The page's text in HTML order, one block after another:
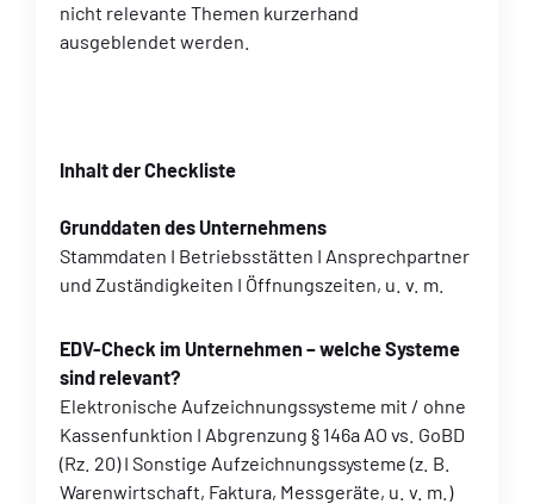
nicht relevante Themen kurzerhand
ausgeblendet werden.
Inhalt der Checkliste
Grunddaten des Unternehmens
Stammdaten I Betriebsstätten I Ansprechpartner
und Zuständigkeiten I Öffnungszeiten, u. v. m.
EDV-Check im Unternehmen – welche Systeme
sind relevant?
Elektronische Aufzeichnungssysteme mit / ohne
Kassenfunktion I Abgrenzung § 146a AO vs. GoBD
(Rz. 20) I Sonstige Aufzeichnungssysteme (z. B.
Warenwirtschaft, Faktura, Messgeräte, u. v. m.)